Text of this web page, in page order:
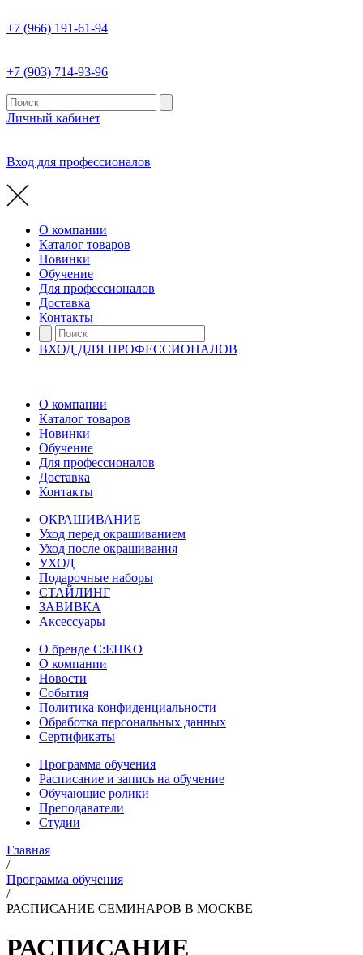
+7 (966) 191-61-94
+7 (903) 714-93-96
Личный кабинет
Вход для профессионалов
О компании
Каталог товаров
Новинки
Обучение
Для профессионалов
Доставка
Контакты
ВХОД ДЛЯ ПРОФЕССИОНАЛОВ
О компании
Каталог товаров
Новинки
Обучение
Для профессионалов
Доставка
Контакты
ОКРАШИВАНИЕ
Уход перед окрашиванием
Уход после окрашивания
УХОД
Подарочные наборы
СТАЙЛИНГ
ЗАВИВКА
Аксессуары
О бренде C:EHKO
О компании
Новости
События
Политика конфиденциальности
Обработка персональных данных
Сертификаты
Программа обучения
Расписание и запись на обучение
Обучающие ролики
Преподаватели
Студии
Главная
/
Программа обучения
/
РАСПИСАНИЕ СЕМИНАРОВ В МОСКВЕ
РАСПИСАНИЕ